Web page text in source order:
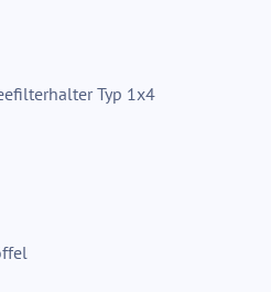
Typ 1x4